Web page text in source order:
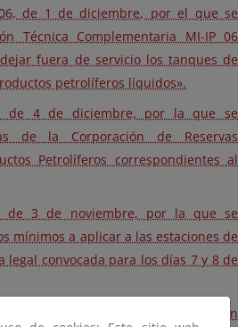
de 1 de diciembre, por el que se
Técnica Complementaria MI-IP 06
fuera de servicio los tanques de
petrolíferos líquidos».
de 4 de diciembre, por la que se
de la Corporación de Reservas
Petrolíferos correspondientes al
de 3 de noviembre, por la que se
mínimos a aplicar a las estaciones de
legal convocada para los días 7 y 8 de
de 2006, de la Dirección